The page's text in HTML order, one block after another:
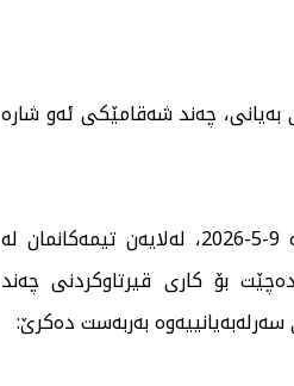
كاری قیرتاوكردنی شەقامەكانی شاری سلێمانییەوە، لە سبەینێوە كاتژمێر 6ی بەیانی، چەند شەقامێكی ئەو شارە
سەرۆكایەتیی شارەوانیی سلێمانی لە ئاگادارییەكدا بڵاویكردەوە، سبەینێ شەممە 9-5-2026، لەلایەن تیمەكانمان لە
بۆ كاری قیرتاوكردنی چەند